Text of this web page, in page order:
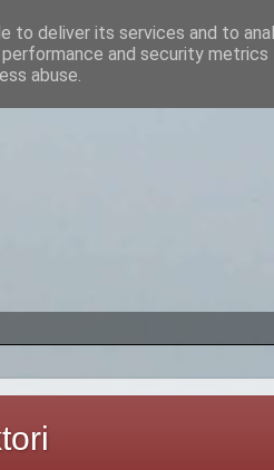
to deliver its services and to
and security
abuse.